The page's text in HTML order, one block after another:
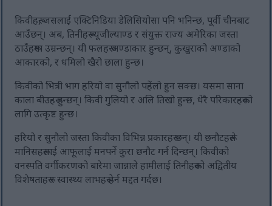
किवीहरू, जसलाई एक्टिनिडिया डेलिसियोसा पनि भनिन्छ, पूर्वी चीनबाट
आउँछन्। अब, तिनीहरू न्यूजील्याण्ड र संयुक्त राज्य अमेरिका जस्ता
ठाउँहरूमा उम्रन्छन्। यी फलहरू अण्डाकार हुन्छन्, कुखुराको अण्डाको
आकारको, र धमिलो खैरो छाला हुन्छ।
किवीको भित्री भाग हरियो वा सुनौलो पहेंलो हुन सक्छ। यसमा साना
काला बीउहरू हुन्छन्। किवी गुलियो र अलि तिखो हुन्छ, धेरै परिकारहरूको
लागि उत्कृष्ट हुन्छ।
हरियो र सुनौलो जस्ता किवीका विभिन्न प्रकारहरू छन्। यी छनौटहरूले
मानिसहरूलाई आफूलाई मनपर्ने कुरा छनौट गर्न दिन्छन्। किवीको
वनस्पति वर्गीकरणको बारेमा जान्नाले हामीलाई तिनीहरूको अद्वितीय
विशेषताहरू र स्वास्थ्य लाभहरू हेर्न मद्दत गर्दछ।